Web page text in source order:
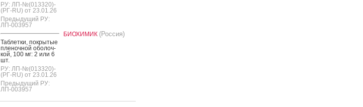
РУ: ЛП-№(013320)-
(РГ-RU) от 23.01.26
Предыдущий РУ:
ЛП-003957
Таб­летки, пок­ры­тые
пле­ноч­ной обо­лоч­
кой, 100 мг: 2 или 6
шт.
РУ: ЛП-№(013320)-
(РГ-RU) от 23.01.26
Предыдущий РУ:
ЛП-003957
БИОХИМИК (Россия)